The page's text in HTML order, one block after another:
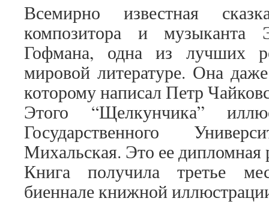
Всемирно известная
композитора и музыканта
Гофмана, одна из лучших
мировой литературе. Она
которому написал Петр
Этого “Щелкунчика”
Государственного
Михальская. Это ее дипломная
Книга получила третье
биеннале книжной